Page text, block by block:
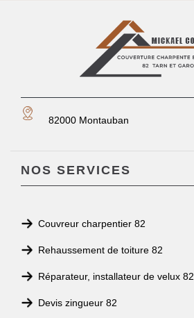
82000 Montauban
NOS SERVICES
Couvreur charpentier 82
Rehaussement de toiture 82
Réparateur, installateur de velux 82
Devis zingueur 82